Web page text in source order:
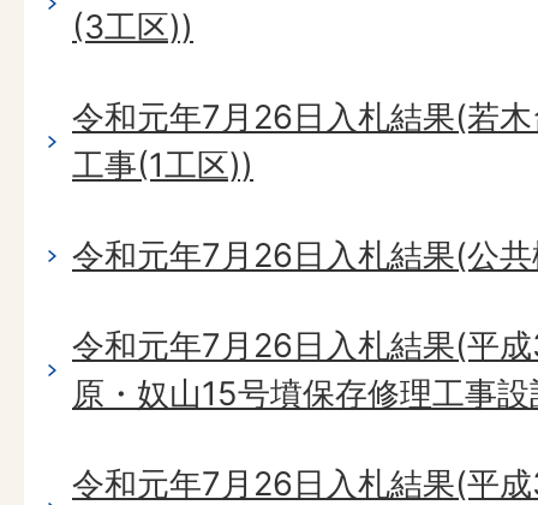
(3工区))
令和元年7月26日入札結果(若
工事(1工区))
令和元年7月26日入札結果(公
令和元年7月26日入札結果(平
原・奴山15号墳保存修理工事
令和元年7月26日入札結果(平